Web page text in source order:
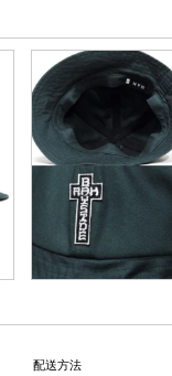
配送方法